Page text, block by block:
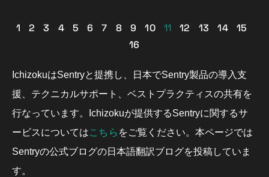
1 2 3 4 5 6 7 8 9 10 11 12 13 14
15
16
IchizokuはSentryと提携し、日本でSentry製品の導入支
援、テクニカルサポート、ベストプラクティスの共有を
行なっています。Ichizokuが提供するSentryに関するサ
ービスについてはこちら をご覧ください。本ページでは
Sentryの公式ブログの日本語翻訳ブログを投稿していま
す。